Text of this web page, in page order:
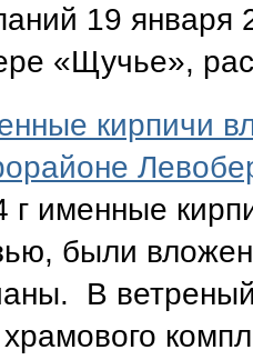
19 января
«Щучье»,
кирпичи
г именные
были
В
храмового